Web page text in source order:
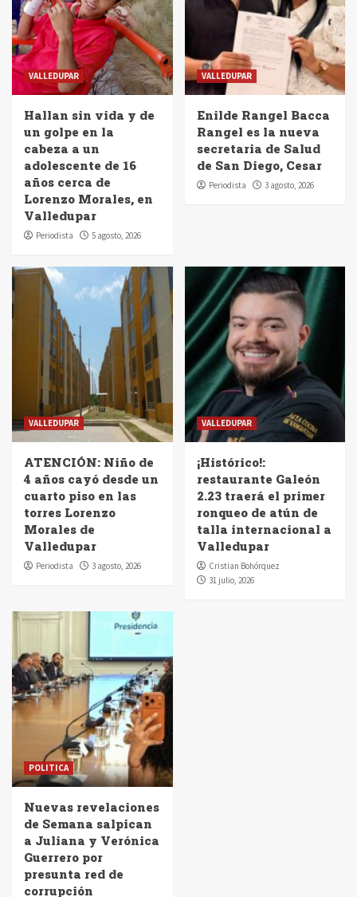
VALLEDUPAR
Hallan sin vida y de
un golpe en la
cabeza a un
adolescente de 16
años cerca de
Lorenzo Morales, en
Valledupar
Periodista 5 agosto, 2026
VALLEDUPAR
Enilde Rangel Bacca
Rangel es la nueva
secretaria de Salud
de San Diego, Cesar
Periodista 3 agosto, 2026
VALLEDUPAR
ATENCIÓN: Niño de
4 años cayó desde un
cuarto piso en las
torres Lorenzo
Morales de
Valledupar
Periodista 3 agosto, 2026
VALLEDUPAR
¡Histórico!:
restaurante Galeón
2.23 traerá el primer
ronqueo de atún de
talla internacional a
Valledupar
Cristian Bohórquez
31 julio, 2026
POLITICA
Nuevas revelaciones
de Semana salpican
a Juliana y Verónica
Guerrero por
presunta red de
corrupción